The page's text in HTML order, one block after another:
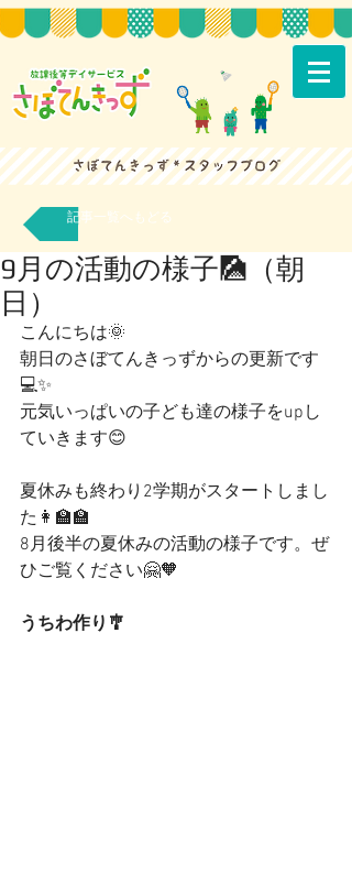
記事一覧へもどる
9月の活動の様子🎑（朝
日）
こんにちは🌞
朝日のさぼてんきっずからの更新です
💻✨
元気いっぱいの子ども達の様子をupし
ていきます😊
夏休みも終わり2学期がスタートしまし
た👩‍🏫🏫
8月後半の夏休みの活動の様子です。ぜ
ひご覧ください🤗🧡
うちわ作り🎐